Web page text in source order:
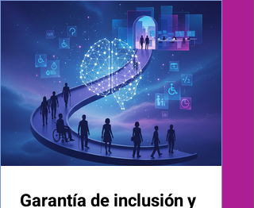
(October 2025) of Professions of the
Future: New Opportunities and
Requirements . Coordinated by Ricardo
Palomo , this document represents the
culm
Garantía de inclusión y